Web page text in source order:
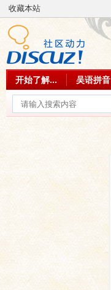
收藏本站
开始了解... 吴语拼音